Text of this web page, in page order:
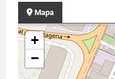
Mapa
+
−